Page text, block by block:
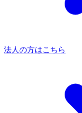
法人の方はこちら